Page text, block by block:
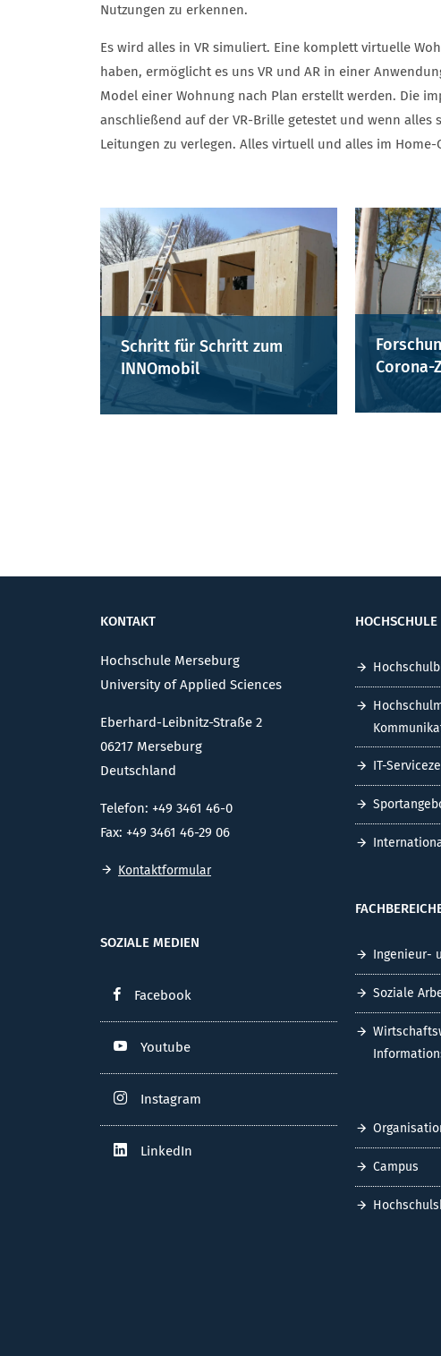
Nutzungen zu erkennen.
Es wird alles in VR simuliert. Eine komplett virtuelle
haben, ermöglicht es uns VR und AR in einer
Model einer Wohnung nach Plan erstellt werden. Die
anschließend auf der VR-Brille getestet und wenn
Leitungen zu verlegen. Alles virtuell und alles im Home-
Schritt für Schritt zum
INNOmobil
Corona-
KONTAKT
Hochschule Merseburg
University of Applied Sciences
Eberhard-Leibnitz-Straße 2
06217 Merseburg
Deutschland
Telefon: +49 3461 46-0
Fax: +49 3461 46-29 06
Kontaktformular
SOZIALE MEDIEN
Facebook
Youtube
Instagram
LinkedIn
HOCHSCHULE
IT-
Ingenieur-
Soziale
Campus